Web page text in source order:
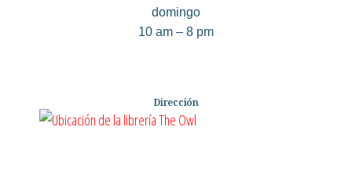
domingo
10 am – 8 pm
Dirección